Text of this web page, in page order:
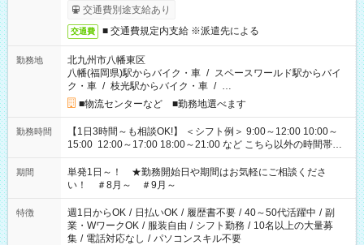
交通費別途支給あり
交通費 ■ 交通費規定内支給 ※派遣先による
勤務地
北九州市八幡東区
八幡(福岡県)駅からバイク・車 / スペースワールド駅からバイ
ク・車 / 枝光駅からバイク・車 / …
■物流センターなど ■勤務地選べます
勤務時間
【1日3時間～も相談OK!】 ＜シフト例＞ 9:00～12:00 10:00～
15:00 12:00～17:00 18:00～21:00 など こちら以外の時間帯も
お気軽にご相談ください！
期間
単発1日～！ ★勤務開始日や期間はお気軽にご相談くださ
い！ ＃8月～ ＃9月～
特徴 週1日からOK / 日払いOK / 履歴書不要 / 40～50代活躍中 / 副
業・WワークOK / 服装自由 / シフト勤務 / 10名以上の大量募
集 / 電話対応なし / パソコンスキル不要